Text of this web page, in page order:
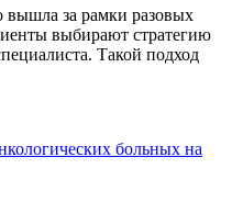
вышла за рамки разовых
выбирают стратегию
Такой подход
больных на